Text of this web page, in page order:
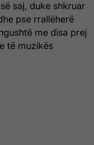
saj, duke shkruar
pse rrallëherë
me disa prej
të muzikës